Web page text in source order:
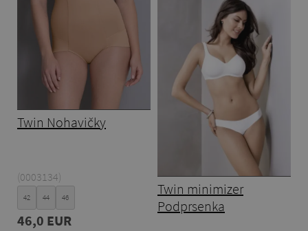
Twin Nohavičky
(0003134)
42 44 46
46,0 EUR
Twin minimizer
Podprsenka